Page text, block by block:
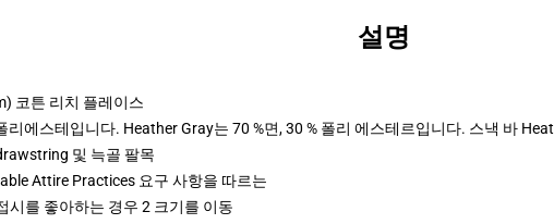
설명
코튼 리치 플레이스
리에스테입니다. Heather Gray는 70 %면, 30 % 폴리 에스테르입니다. 스낵 바
및 늑골 팔목
Attire Practices 요구 사항을 따르는
시를 좋아하는 경우 2 크기를 이동